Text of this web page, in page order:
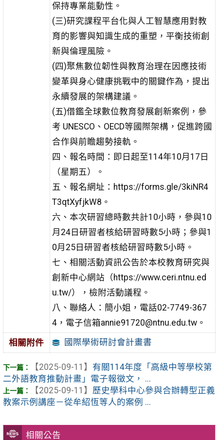
相關公告
保持專業能動性。
(三)研究課程平台化與人工智慧應用對教
育的影響與知識生成的重塑，平衡技術創
新與倫理風險。
(四)聚焦數位韌性與教育治理在因應技術
變革與身心健康挑戰中的關鍵作為，提出
永續發展的架構建議。
(五)借鑑全球數位教育發展創新案例，參
考 UNESCO、OECD等國際架構，促進跨國
合作與前瞻趨勢接軌。
四、報名時間：即日起至114年10月17日
（星期五）。
五、報名網址：https://forms.gle/3kiNR4
T3qtXyfjkW8。
六、本次研習總時數共計10小時，參與10
月24日研習者核給研習時數5小時；參與1
0月25日研習者核給研習時數5小時。
七、相關活動資訊公告於本校教育研究與
創新中心網站（https://www.ceri.ntnu.ed
u.tw/），檢附活動議程。
八、聯絡人：簡小姐，電話02-7749-367
4，電子信箱annie91720@ntnu.edu.tw。
相關附件 國際學術研討會計畫書
【2025-09-11】 有關114年度「高級中等學校第
二外語教育推動計畫」電子報徵文， ...
【2025-09-11】 歷史學科中心參與合辦轉型正義
教案示例講座－從牟紹恆等人的案例 ...